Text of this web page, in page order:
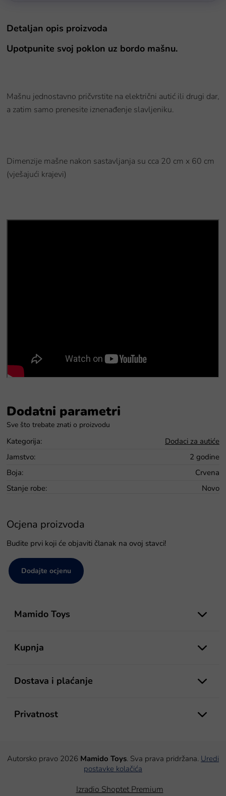
Detaljan opis proizvoda
Upotpunite svoj poklon uz bordo mašnu.
Mašnu jednostavno pričvrstite na električni autić ili drugi dar,
a zatim samo prenesite iznenađenje slavljeniku.
Dimenzije mašne nakon sastavljanja su cca 20 cm x 60 cm
(vješajući krajevi)
Dodatni parametri
Kategorija:
Dodaci za autiće
Jamstvo:
2 godine
Boja:
Crvena
Stanje robe: Novo
Ocjena proizvoda
Budite prvi koji će objaviti članak na ovoj stavci!
Dodajte ocjenu
Mamido Toys
Kupnja
Dostava i plaćanje
Privatnost
Izradio Shoptet Premium
Autorsko pravo 2026 Mamido Toys. Sva prava pridržana. Uredi
postavke kolačića